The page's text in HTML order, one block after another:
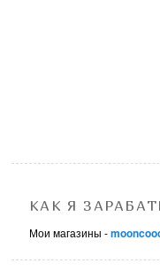
КАК Я
Мои магазины -